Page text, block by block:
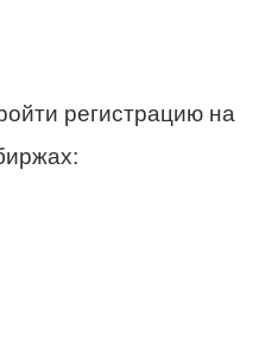
регистрацию на